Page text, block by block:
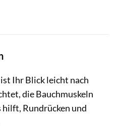
Ihr Blick leicht nach
die Bauchmuskeln
hilft, Rundrücken und